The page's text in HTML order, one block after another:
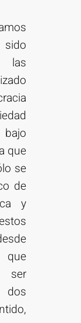
sido
las
que
se
de
y
que